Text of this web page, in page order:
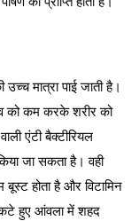
मात्रा पाई जाती है।
को कम करके शरीर को
एंटी बैक्टीरियल
जा सकता है। वही
होता है और विटामिन
कटे हुए आंवला में शहद